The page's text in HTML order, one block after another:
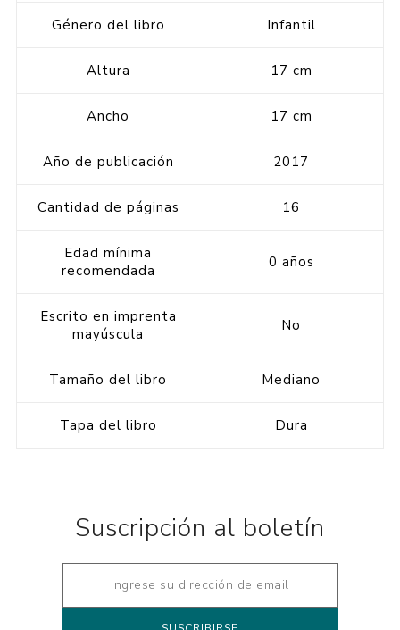
Género del libro Infantil
Altura 17 cm
Ancho 17 cm
Año de publicación 2017
Cantidad de páginas 16
Edad mínima
recomendada
0 años
Escrito en imprenta
mayúscula
No
Tamaño del libro Mediano
Tapa del libro Dura
Suscripción al boletín